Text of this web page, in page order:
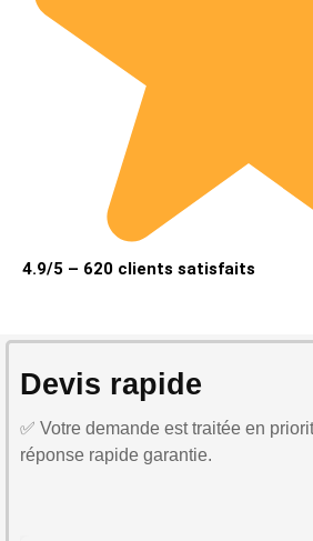
4.9/5 – 620 clients satisfaits
Devis rapide
✅ Votre demande est traitée en
réponse rapide garantie.